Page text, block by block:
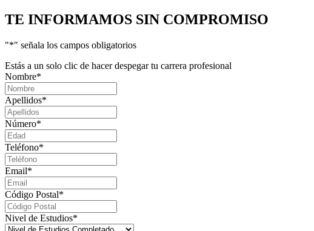
TE INFORMAMOS SIN COMPROMISO
"*" señala los campos obligatorios
Estás a un solo clic de hacer despegar tu carrera profesional
Nombre*
Apellidos*
Número*
Teléfono*
Email*
Código Postal*
Nivel de Estudios*